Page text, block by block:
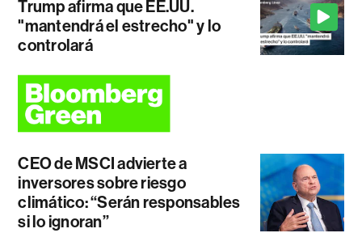
Trump afirma que EE.UU.
"mantendrá el estrecho" y lo
controlará
CEO de MSCI advierte a
inversores sobre riesgo
climático: “Serán responsables
si lo ignoran”